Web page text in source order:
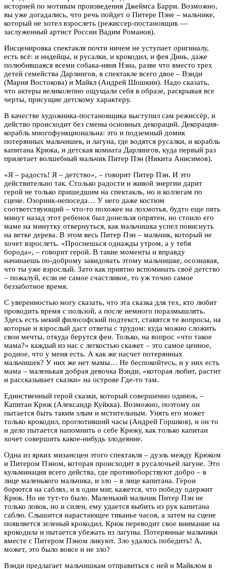
историей по мотивам произведения Джеймса Барри. Возможно,
вы уже догадались, что речь пойдет о Питере Пэне – мальчике,
который не хотел взрослеть (режиссер-постановщик —
заслуженный артист России Вадим Романов).
Инсценировка спектакля почти ничем не уступает оригиналу,
есть всё: и индейцы, и русалки, и крокодил, и фея Динь, даже
полюбившаяся всеми собака-няня Нэна, разве что вместо трех
детей семейства Дарлингов, в спектакле всего двое – Вэнди
(Мария Востокова) и Майкл (Андрей Шошкин). Надо сказать,
что актеры великолепно ощущали себя в образе, раскрывая все
черты, присущие детскому характеру.
В качестве художника-постановщика выступил сам режиссёр, и
действо происходит без смены основных декораций. Декорация-
корабль многофункциональна: это и подземный домик
потерянных мальчишек, и лагуна, где водятся русалки, и корабль
капитана Крюка, и детская комната Дарлингов, куда первый раз
прилетает волшебный мальчик Питер Пэн (Никита Анисимов).
«Я – радость! Я – детство», – говорит Питер Пэн. И это
действительно так. Столько радости и живой энергии дарит
герой не только пришедшим на спектакль, но и коллегам по
сцене. Озорник-непоседа… У него даже костюм
соответствующий – что-то похожее на лохмотья, будто еще пять
минут назад этот ребенок был донельзя опрятен, но стоило его
маме на минутку отвернуться, как мальчишка успел повиснуть
на ветке дерева. В этом весь Питер Пэн – мальчик, который не
хочет взрослеть. «Проснешься однажды утром, а у тебя
борода», – говорит герой. В такие моменты и вправду
начинаешь по-доброму завидовать этому мальчишке, осознавая,
что ты уже взрослый. Зато как приятно вспоминать своё детство
– пожалуй, если не самое счастливое, то уж точно самое
беззаботное время.
С уверенностью могу сказать, что эта сказка для тех, кто любит
проводить время с пользой, а после немного поразмышлять.
Здесь есть некий философский подтекст, ставятся те вопросы, на
которые и взрослый даст ответы с трудом: куда можно сложить
свои мечты, откуда берутся феи. Только, на вопрос «что такое
мама?» каждый из нас с легкостью скажет – это самое ценное,
родное, что у меня есть. А как же насчет потерянных
мальчишек? У них же нет мамы… Не беспокойтесь, и у них есть
мама – маленькая добрая девочка Вэнди, «которая любит, растит
и рассказывает сказки» на острове Где-то там.
Единственный герой сказки, который совершенно одинок, –
Капитан Крюк (Александр Куйкка). Возможно, поэтому он
пытается быть таким злым и мстительным. Унять его может
только крокодил, проглотивший часы (Андрей Горшков), и он то
и дело пытается напомнить о себе Крюку, как только капитан
хочет совершить какое-нибудь злодеяние.
Одна из ярких мизансцен этого спектакля – дуэль между Крюком
и Питером Пэном, которая происходит в русалочьей лагуне. Это
кульминация всего действа, где противоборствуют добро – в
лице маленького мальчика, и зло – в лице капитана. Герои
борются на саблях, и в один миг, кажется, что победу одержит
Крюк. Но не тут-то было. Маленький мальчик Питер Пэн не
только ловок, но и силен, ему удается выбить из рук капитана
саблю. Слышится нарастающее тиканье часов, а затем на сцене
появляется зеленый крокодил. Крюк переводит свое внимание на
крокодила и пытается убежать из лагуны. Потерянные мальчики
вместе с Питером Пэном ликуют. Зло удалось победить! А,
может, это было вовсе и не зло?
Вэнди предлагает мальчишкам отправиться с ней и Майклом в